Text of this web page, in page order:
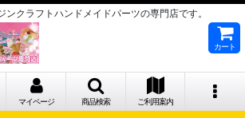
ンクラフトハンドメイドパーツの専門店です。
カート
マイページ 商品検索 ご利用案内